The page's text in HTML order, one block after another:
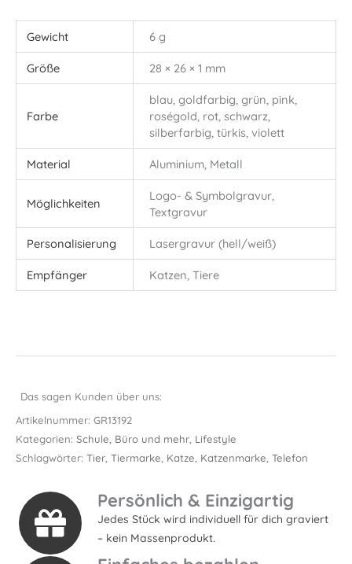
Gewicht 6 g
Größe 28 × 26 × 1 mm
Farbe
blau, goldfarbig, grün, pink,
roségold, rot, schwarz,
silberfarbig, türkis, violett
Material Aluminium, Metall
Möglichkeiten
Logo- & Symbolgravur,
Textgravur
Personalisierung Lasergravur (hell/weiß)
Empfänger Katzen, Tiere
Das sagen Kunden über uns:
Artikelnummer: GR13192
Kategorien: Schule, Büro und mehr, Lifestyle
Schlagwörter: Tier, Tiermarke, Katze, Katzenmarke, Telefon
Persönlich & Einzigartig
Jedes Stück wird individuell für dich graviert
– kein Massenprodukt.